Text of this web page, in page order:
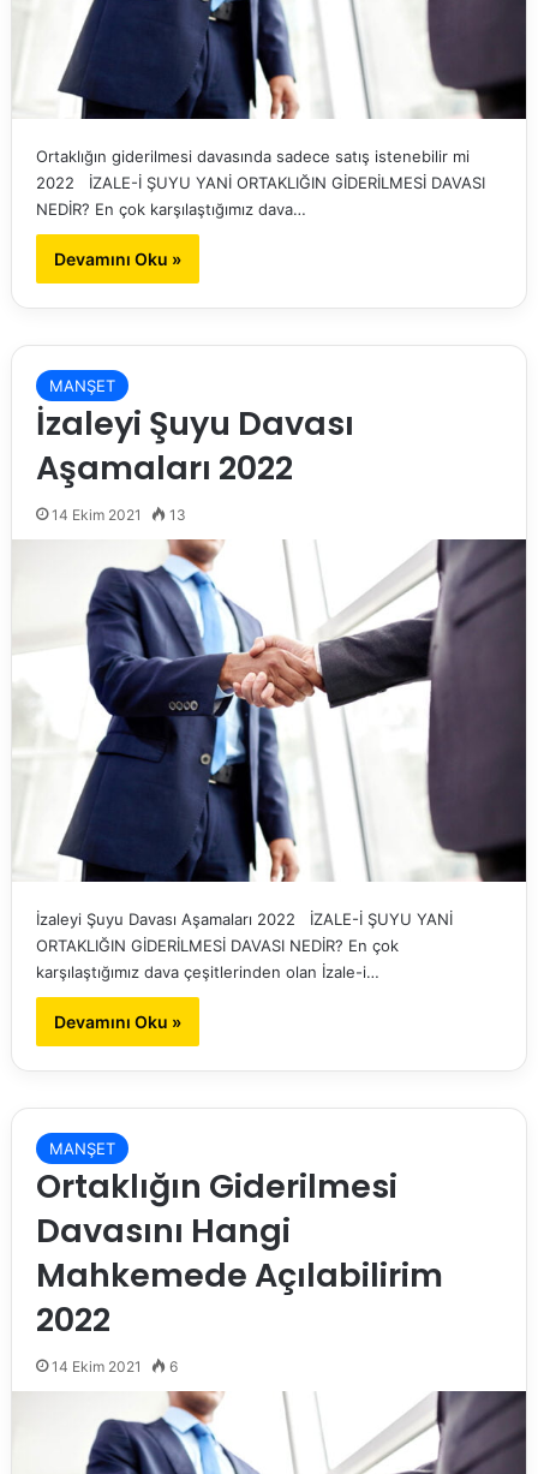
Ortaklığın giderilmesi davasında sadece satış istenebilir mi
2022 İZALE-İ ŞUYU YANİ ORTAKLIĞIN GİDERİLMESİ DAVASI
NEDİR? En çok karşılaştığımız dava…
Devamını Oku »
MANŞET
İzaleyi Şuyu Davası
Aşamaları 2022
14 Ekim 2021 13
İzaleyi Şuyu Davası Aşamaları 2022 İZALE-İ ŞUYU YANİ
ORTAKLIĞIN GİDERİLMESİ DAVASI NEDİR? En çok
karşılaştığımız dava çeşitlerinden olan İzale-i…
Devamını Oku »
MANŞET
Ortaklığın Giderilmesi
Davasını Hangi
Mahkemede Açılabilirim
2022
14 Ekim 2021 6